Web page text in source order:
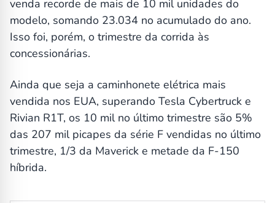
venda recorde de mais de 10 mil unidades do
modelo, somando 23.034 no acumulado do ano.
Isso foi, porém, o trimestre da corrida às
concessionárias.
Ainda que seja a caminhonete elétrica mais
vendida nos EUA, superando Tesla Cybertruck e
Rivian R1T, os 10 mil no último trimestre são 5%
das 207 mil picapes da série F vendidas no último
trimestre, 1/3 da Maverick e metade da F-150
híbrida.